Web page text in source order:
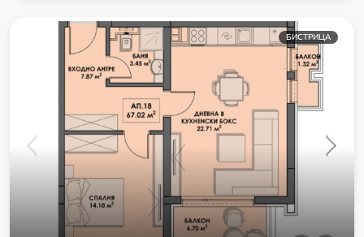
БИСТРИЦА